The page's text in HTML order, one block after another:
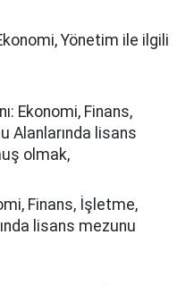
Yönetim ile ilgili
Ekonomi, Finans,
Alanlarında lisans
olmak,
Finans, İşletme,
lisans mezunu